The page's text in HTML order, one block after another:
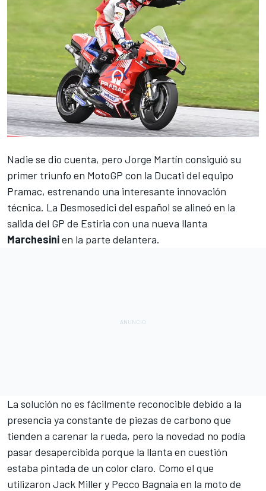
Nadie se dio cuenta, pero Jorge Martín consiguió su
primer triunfo en MotoGP con la Ducati del equipo
Pramac, estrenando una interesante innovación
técnica. La Desmosedici del español se alineó en la
salida del GP de Estiria con una nueva llanta
Marchesinien la parte delantera.
La solución no es fácilmente reconocible debido a la
presencia ya constante de piezas de carbono que
tienden a carenar la rueda, pero la novedad no podía
pasar desapercibida porque la llanta en cuestión
estaba pintada de un color claro. Como el que
utilizaron Jack Millery Pecco Bagnaia en la moto de